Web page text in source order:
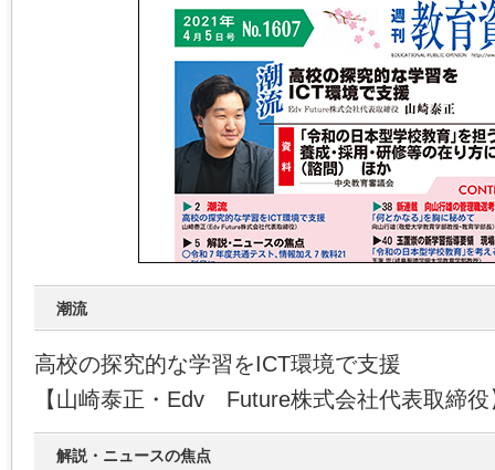
潮流
高校の探究的な学習をICT環境で支援
【山崎泰正・Edv Future株式会社代表取締役
解説・ニュースの焦点